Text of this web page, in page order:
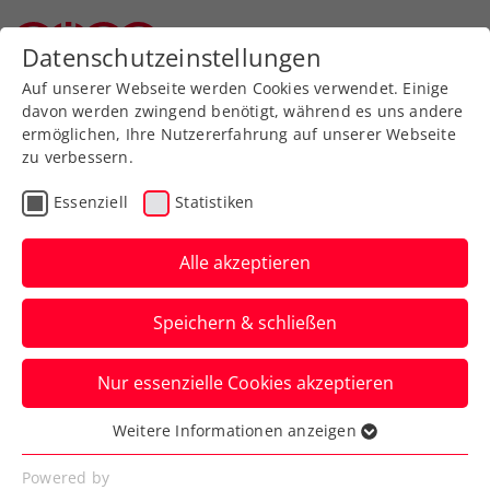
Zurück zur Newsübersicht
WTA
Upper Austria Ladies
Linz: Letzte Wildcards an
Lys und Grabher
Der deutsche Shootingstar und
Österreichs Topspielerin schlagen im
Hauptfeld des WTA-Turniers auf.
Verfasst von: Presseaussendung / Redaktion, 25.01.2025
Datenschutzeinstellungen
Auf unserer Webseite werden Cookies verwendet. Einige
davon werden zwingend benötigt, während es uns andere
ermöglichen, Ihre Nutzererfahrung auf unserer Webseite
zu verbessern.
Essenziell Statistiken
Alle akzeptieren
Speichern & schließen
Nur essenzielle Cookies akzeptieren
Essenziell
Essenzielle Cookies werden für grundlegende
Weitere Informationen anzeigen
Powered by